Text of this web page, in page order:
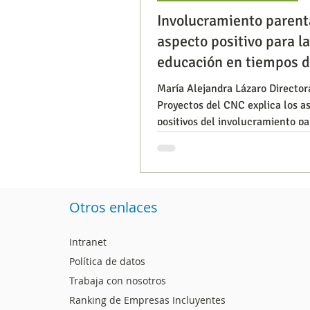
Segmentación, hábitos y usos
Consumo de medios
Involucramiento
aspecto positivo para la
educación en tiempos
COVID-19
María Alejandra Lázaro
Proyectos del CNC explica los
positivos del involucramiento
Otros enlaces
Intranet
Política de datos
Trabaja con nosotros
Ranking de Empresas Incluyentes